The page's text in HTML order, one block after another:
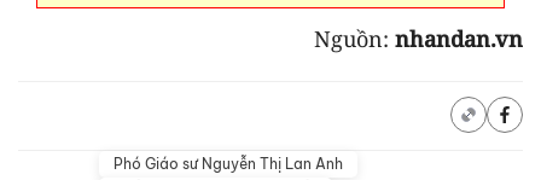
Nguồn: nhandan.vn
Phó Giáo sư Nguyễn Thị Lan Anh